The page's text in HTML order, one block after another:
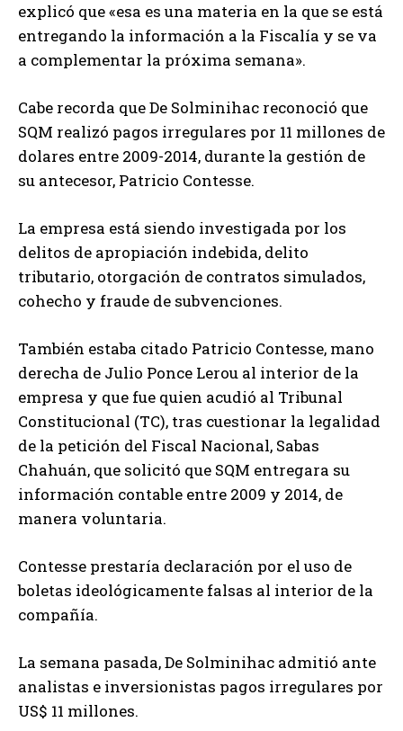
explicó que «esa es una materia en la que se está
entregando la información a la Fiscalía y se va
a complementar la próxima semana».
Cabe recorda que De Solminihac reconoció que
SQM realizó pagos irregulares por 11 millones de
dolares entre 2009-2014, durante la gestión de
su antecesor, Patricio Contesse.
La empresa está siendo investigada por los
delitos de apropiación indebida, delito
tributario, otorgación de contratos simulados,
cohecho y fraude de subvenciones.
También estaba citado Patricio Contesse, mano
derecha de Julio Ponce Lerou al interior de la
empresa y que fue quien acudió al Tribunal
Constitucional (TC), tras cuestionar la legalidad
de la petición del Fiscal Nacional, Sabas
Chahuán, que solicitó que SQM entregara su
información contable entre 2009 y 2014, de
manera voluntaria.
Contesse prestaría declaración por el uso de
boletas ideológicamente falsas al interior de la
compañía.
La semana pasada, De Solminihac admitió ante
analistas e inversionistas pagos irregulares por
US$ 11 millones.